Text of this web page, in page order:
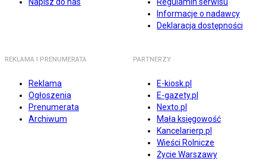
Informacje o nadawcy
Deklaracja dostępności
REKLAMA I PRENUMERATA
Reklama
Ogłoszenia
Prenumerata
Archiwum
PARTNERZY
E-kiosk.pl
E-gazety.pl
Nexto.pl
Mała księgowość
Kancelarierp.pl
Wieści Rolnicze
Życie Warszawy